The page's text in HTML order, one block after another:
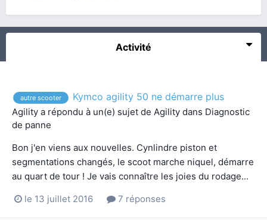
Activité
autre scooter Kymco agility 50 ne démarre plus
Agility a répondu à un(e) sujet de Agility dans Diagnostic
de panne
Bon j'en viens aux nouvelles. Cynlindre piston et
segmentations changés, le scoot marche niquel, démarre
au quart de tour ! Je vais connaître les joies du rodage...
le 13 juillet 2016 7 réponses